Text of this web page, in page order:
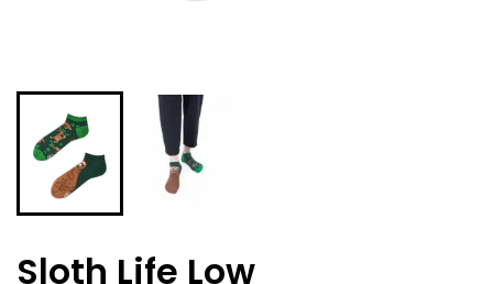
Sloth Life Low